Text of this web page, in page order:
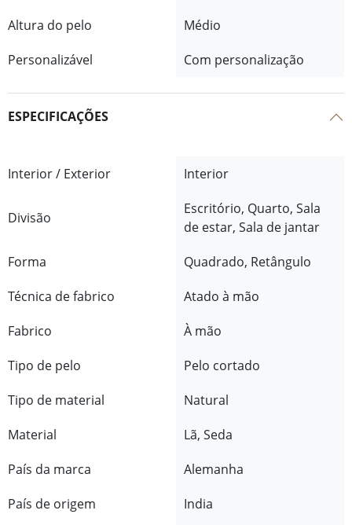
Altura do pelo
Médio
Personalizável
Com personalização
ESPECIFICAÇÕES
Interior / Exterior Interior
Divisão
Escritório, Quarto, Sala
de estar, Sala de jantar
Forma
Quadrado, Retângulo
Técnica de fabrico
Atado à mão
Fabrico
À mão
Tipo de pelo
Pelo cortado
Tipo de material
Natural
Material
Lã, Seda
País da marca
Alemanha
País de origem
India